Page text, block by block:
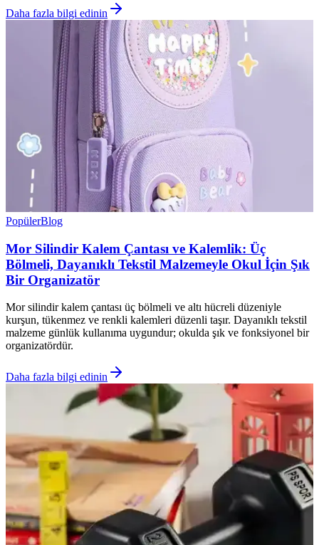
Daha fazla bilgi edinin
PopülerBlog
Mor Silindir Kalem Çantası ve Kalemlik: Üç
Bölmeli, Dayanıklı Tekstil Malzemeyle Okul İçin Şık
Bir Organizatör
Mor silindir kalem çantası üç bölmeli ve altı hücreli düzeniyle
kurşun, tükenmez ve renkli kalemleri düzenli taşır. Dayanıklı tekstil
malzeme günlük kullanıma uygundur; okulda şık ve fonksiyonel bir
organizatördür.
Daha fazla bilgi edinin